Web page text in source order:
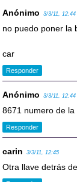
Anónimo 3/3/11, 12:44
no puedo poner la
car
Responder
Anónimo 3/3/11, 12:44
8671 numero de
Responder
carin 3/3/11, 12:45
Otra llave detrás